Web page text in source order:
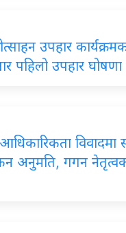
उपहार
पहिलो उपहार
विवादमा
अनुमति, गगन